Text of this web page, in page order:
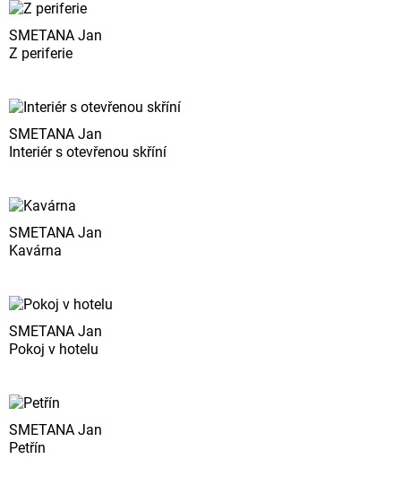
SMETANA Jan
Z periferie
SMETANA Jan
Interiér s otevřenou skříní
SMETANA Jan
Kavárna
SMETANA Jan
Pokoj v hotelu
SMETANA Jan
Petřín